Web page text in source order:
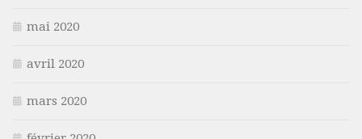
mai 2020
avril 2020
mars 2020